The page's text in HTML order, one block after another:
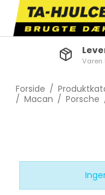
Varen
Forside /
/ Macan / Porsche